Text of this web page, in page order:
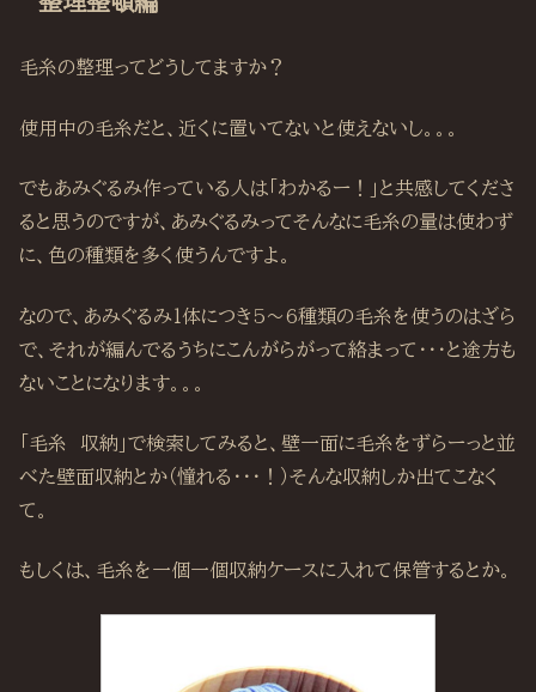
毛糸の整理ってどうしてますか？
使用中の毛糸だと、近くに置いてないと使えないし。。。
でもあみぐるみ作っている人は「わかるー！」と共感してくださ
ると思うのですが、あみぐるみってそんなに毛糸の量は使わず
に、色の種類を多く使うんですよ。
なので、あみぐるみ1体につき5～6種類の毛糸を使うのはざら
で、それが編んでるうちにこんがらがって絡まって・・・と途方も
ないことになります。。。
「毛糸 収納」で検索してみると、壁一面に毛糸をずらーっと並
べた壁面収納とか（憧れる・・・！）そんな収納しか出てこなく
て。
もしくは、毛糸を一個一個収納ケースに入れて保管するとか。